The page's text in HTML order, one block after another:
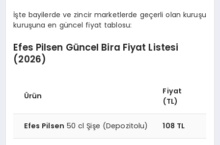
İşte bayilerde ve zincir marketlerde geçerli olan kuruşu
kuruşuna en güncel fiyat tablosu:
Efes Pilsen Güncel Bira Fiyat Listesi
(2026)
Ürün
Fiyat
(TL)
Efes Pilsen 50 cl Şişe (Depozitolu) 108 TL